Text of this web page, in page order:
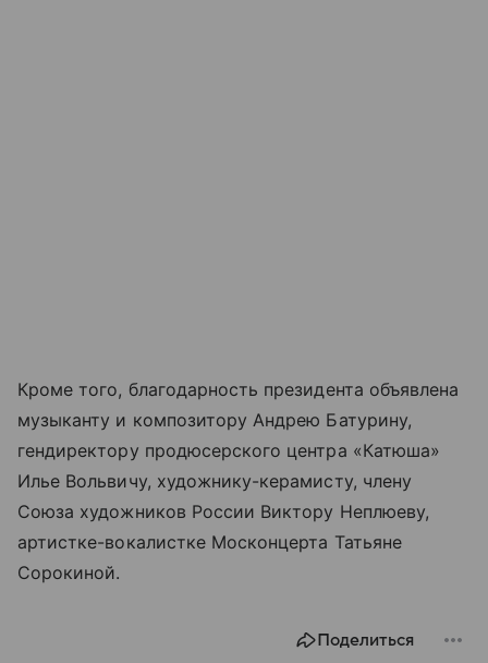
Кроме того, благодарность президента объявлена
музыканту и композитору Андрею Батурину,
гендиректору продюсерского центра «Катюша»
Илье Вольвичу, художнику-керамисту, члену
Союза художников России Виктору Неплюеву,
артистке-вокалистке Москонцерта Татьяне
Сорокиной.
Поделиться